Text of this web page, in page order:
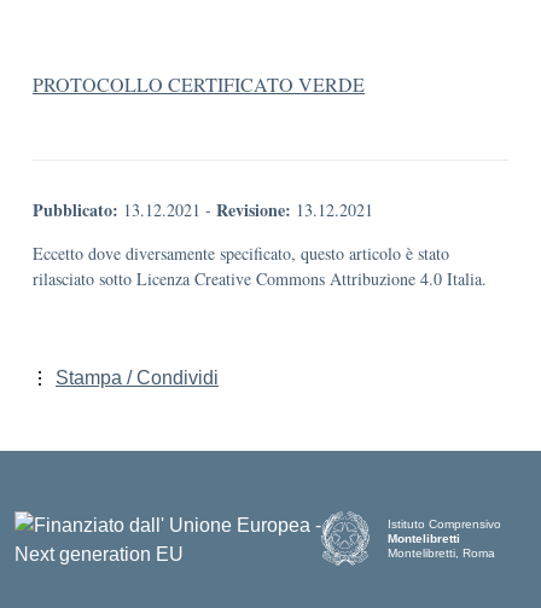
PROTOCOLLO CERTIFICATO VERDE
Pubblicato: 13.12.2021 - Revisione: 13.12.2021
Eccetto dove diversamente specificato, questo articolo è stato
rilasciato sotto Licenza Creative Commons Attribuzione 4.0 Italia.
Stampa / Condividi
Istituto Comprensivo
Montelibretti
Montelibretti, Roma